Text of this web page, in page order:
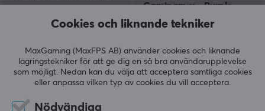
799 kr
Gamingmus - Purple
Shadow [Champion
Edition]
(4)
1399 kr
Cookies och liknande tekniker
MaxGaming (MaxFPS AB) använder cookies och liknande
lagringstekniker för att ge dig en så bra användarupplevelse
som möjligt. Nedan kan du välja att acceptera samtliga cookies
eller anpassa vilken typ av cookies du vill acceptera.
Nödvändiga